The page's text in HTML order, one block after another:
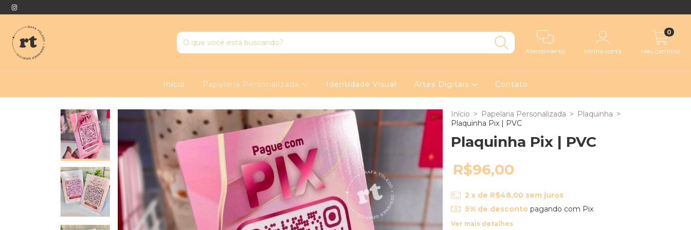
Atendimento Minha conta Meu carrinho
0
Início Papelaria Personalizada Identidade Visual Artes Digitais Contato
Início > Papelaria Personalizada > Plaquinha >
Plaquinha Pix | PVC
Plaquinha Pix | PVC
R$96,00
2 x de R$48,00 sem juros
5% de desconto pagando com Pix
Ver mais detalhes